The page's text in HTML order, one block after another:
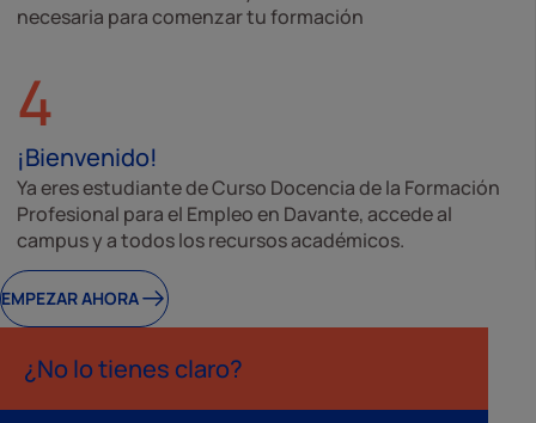
necesaria para comenzar tu formación
4
¡Bienvenido!
Ya eres estudiante de Curso Docencia de la Formación
Profesional para el Empleo en Davante, accede al
campus y a todos los recursos académicos.
EMPEZAR AHORA
¿No lo tienes claro?